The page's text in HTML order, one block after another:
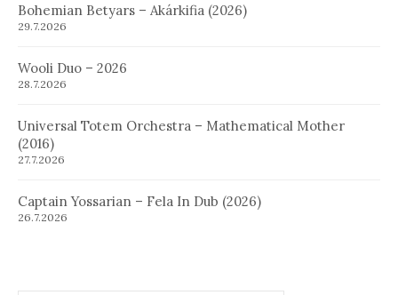
Bohemian Betyars – Akárkifia (2026)
29.7.2026
Wooli Duo – 2026
28.7.2026
Universal Totem Orchestra – Mathematical Mother
(2016)
27.7.2026
Captain Yossarian – Fela In Dub (2026)
26.7.2026